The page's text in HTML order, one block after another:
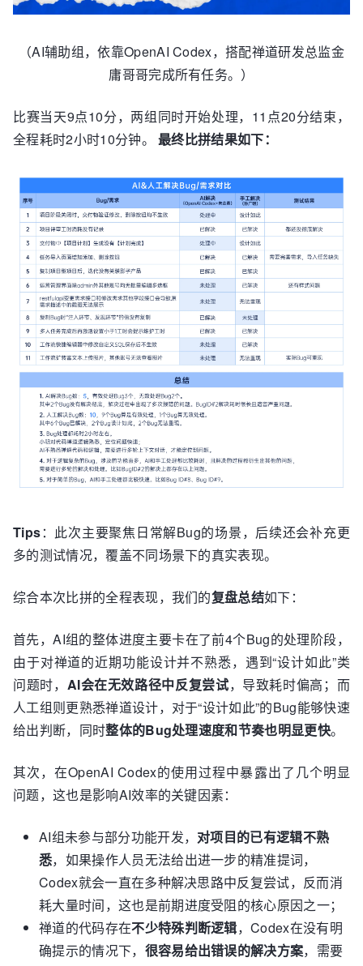
（AI辅助组，依靠OpenAI Codex，搭配禅道研发总监金
庸哥哥完成所有任务。）
比赛当天9点10分，两组同时开始处理，11点20分结束，
全程耗时2小时10分钟。最终比拼结果如下：
Tips：此次主要聚焦日常解Bug的场景，后续还会补充更
多的测试情况，覆盖不同场景下的真实表现。
综合本次比拼的全程表现，我们的复盘总结如下：
首先，AI组的整体进度主要卡在了前4个Bug的处理阶段，
由于对禅道的近期功能设计并不熟悉，遇到“设计如此”类
问题时， AI会在无效路径中反复尝试，导致耗时偏高；而
人工组则更熟悉禅道设计，对于“设计如此”的Bug能够快速
给出判断，同时整体的Bug处理速度和节奏也明显更快。
其次，在OpenAI Codex的使用过程中暴露出了几个明显
问题，这也是影响AI效率的关键因素：
AI组未参与部分功能开发， 对项目的已有逻辑不熟
悉，如果操作人员无法给出进一步的精准提词，
Codex就会一直在多种解决思路中反复尝试，反而消
耗大量时间，这也是前期进度受阻的核心原因之一；
禅道的代码存在不少特殊判断逻辑，Codex在没有明
确提示的情况下， 很容易给出错误的解决方案，需要